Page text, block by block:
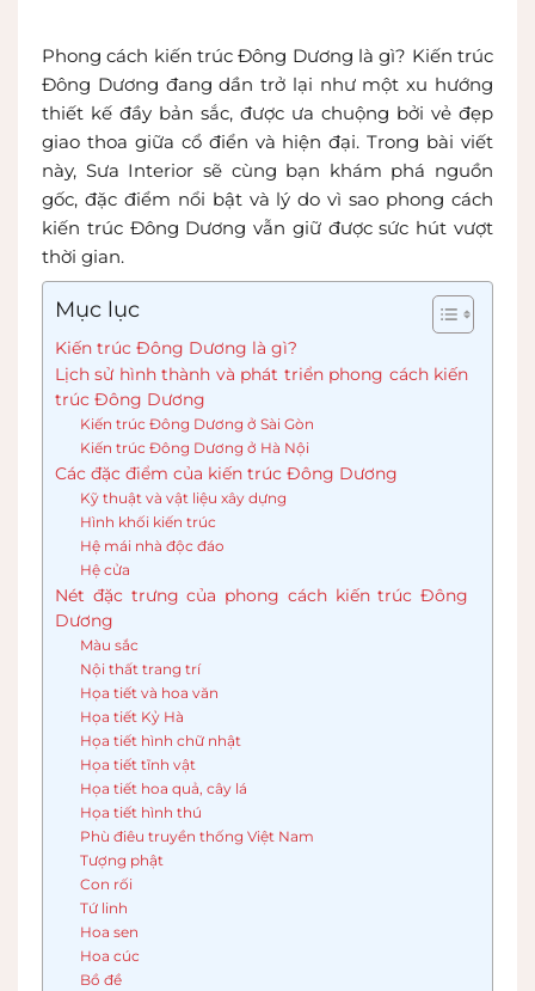
Phong cách kiến trúc Đông Dương là gì? Kiến trúc
Đông Dương đang dần trở lại như một xu hướng
thiết kế đầy bản sắc, được ưa chuộng bởi vẻ đẹp
giao thoa giữa cổ điển và hiện đại. Trong bài viết
này, Sưa Interior sẽ cùng bạn khám phá nguồn
gốc, đặc điểm nổi bật và lý do vì sao phong cách
kiến trúc Đông Dương vẫn giữ được sức hút vượt
thời gian.
Mục lục
Kiến trúc Đông Dương là gì?
Lịch sử hình thành và phát triển phong cách kiến
trúc Đông Dương
Kiến trúc Đông Dương ở Sài Gòn
Kiến trúc Đông Dương ở Hà Nội
Các đặc điểm của kiến trúc Đông Dương
Kỹ thuật và vật liệu xây dựng
Hình khối kiến trúc
Hệ mái nhà độc đáo
Hệ cửa
Nét đặc trưng của phong cách kiến trúc Đông
Dương
Màu sắc
Nội thất trang trí
Họa tiết và hoa văn
Họa tiết Kỷ Hà
Họa tiết hình chữ nhật
Họa tiết tĩnh vật
Họa tiết hoa quả, cây lá
Họa tiết hình thú
Phù điêu truyền thống Việt Nam
Tượng phật
Con rối
Tứ linh
Hoa sen
Hoa cúc
Bồ đề